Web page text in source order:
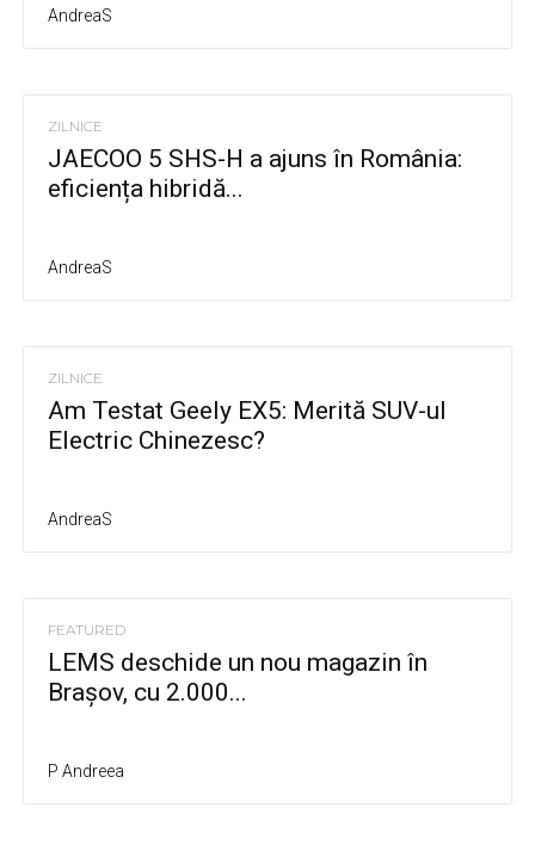
AndreaS
ZILNICE
JAECOO 5 SHS-H a ajuns în România:
eficiența hibridă...
AndreaS
ZILNICE
Am Testat Geely EX5: Merită SUV-ul
Electric Chinezesc?
AndreaS
FEATURED
LEMS deschide un nou magazin în
Brașov, cu 2.000...
P Andreea